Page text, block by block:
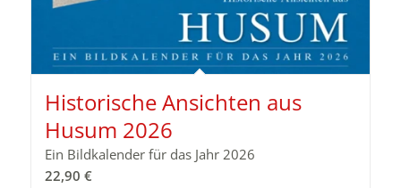
Historische Ansichten aus
Husum 2026
Ein Bildkalender für das Jahr 2026
22,90 €